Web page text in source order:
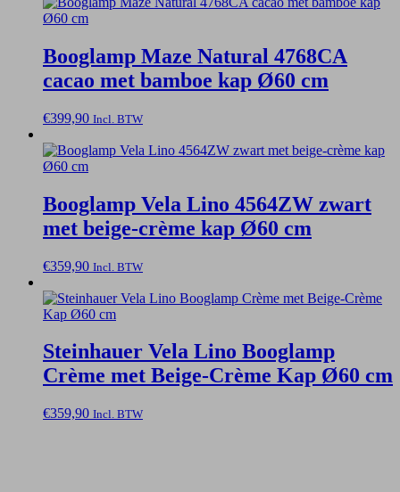
Booglamp Maze Natural 4768CA
cacao met bamboe kap Ø60 cm
€399,90 Incl. BTW
Booglamp Vela Lino 4564ZW zwart
met beige-crème kap Ø60 cm
€359,90 Incl. BTW
Steinhauer Vela Lino Booglamp
Crème met Beige-Crème Kap Ø60 cm
€359,90 Incl. BTW